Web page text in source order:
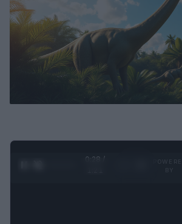
0:29 /